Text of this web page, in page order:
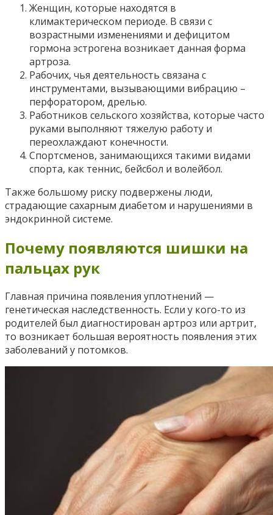
Женщин, которые находятся в
климактерическом периоде. В связи с
возрастными изменениями и дефицитом
гормона эстрогена возникает данная форма
артроза.
Рабочих, чья деятельность связана с
инструментами, вызывающими вибрацию –
перфоратором, дрелью.
Работников сельского хозяйства, которые часто
руками выполняют тяжелую работу и
переохлаждают конечности.
Спортсменов, занимающихся такими видами
спорта, как теннис, бейсбол и волейбол.
Также большому риску подвержены люди,
страдающие сахарным диабетом и нарушениями в
эндокринной системе.
Почему появляются шишки на
пальцах рук
Главная причина появления уплотнений —
генетическая наследственность. Если у кого-то из
родителей был диагностирован артроз или артрит,
то возникает большая вероятность появления этих
заболеваний у потомков.